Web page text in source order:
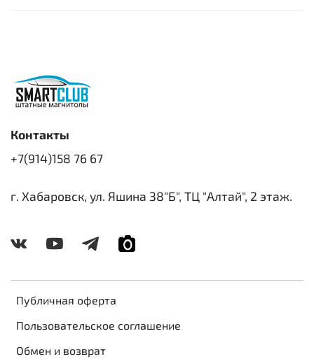
Публичная оферта
Пользовательское соглашение
Обмен и возврат
Контакты
+7(914)158 76 67
г. Хабаровск, ул. Яшина 38"Б", ТЦ "Алтай", 2 этаж.